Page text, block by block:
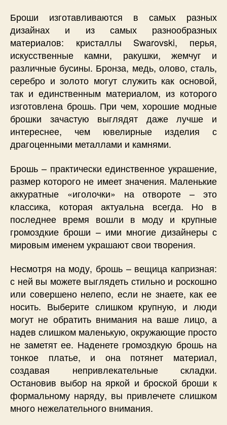
Броши изготавливаются в самых разных
дизайнах и из самых разнообразных
материалов: кристаллы Swarovski, перья,
искусственные камни, ракушки, жемчуг и
различные бусины. Бронза, медь, олово, сталь,
серебро и золото могут служить как основой,
так и единственным материалом, из которого
изготовлена брошь. При чем, хорошие модные
брошки зачастую выглядят даже лучше и
интереснее, чем ювелирные изделия с
драгоценными металлами и камнями.
Брошь – практически единственное украшение,
размер которого не имеет значения. Маленькие
аккуратные «иголочки» на отвороте – это
классика, которая актуальна всегда. Но в
последнее время вошли в моду и крупные
громоздкие броши – ими многие дизайнеры с
мировым именем украшают свои творения.
Несмотря на моду, брошь – вещица капризная:
с ней вы можете выглядеть стильно и роскошно
или совершено нелепо, если не знаете, как ее
носить. Выберите слишком крупную, и люди
могут не обратить внимания на ваше лицо, а
надев слишком маленькую, окружающие просто
не заметят ее. Наденете громоздкую брошь на
тонкое платье, и она потянет материал,
создавая непривлекательные складки.
Остановив выбор на яркой и броской броши к
формальному наряду, вы привлечете слишком
много нежелательного внимания.